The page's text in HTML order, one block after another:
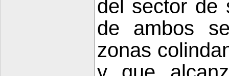
del sector de
de ambos
zonas